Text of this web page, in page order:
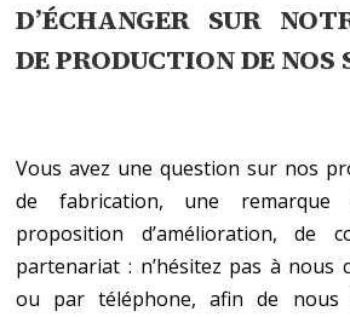
D’ÉCHANGER SUR
DEPRODUCTION DE
Vous avez une question sur nos
de fabrication, une
proposition d’amélioration, de
partenariat : n’hésitez pas à nous
ou par téléphone, afin de